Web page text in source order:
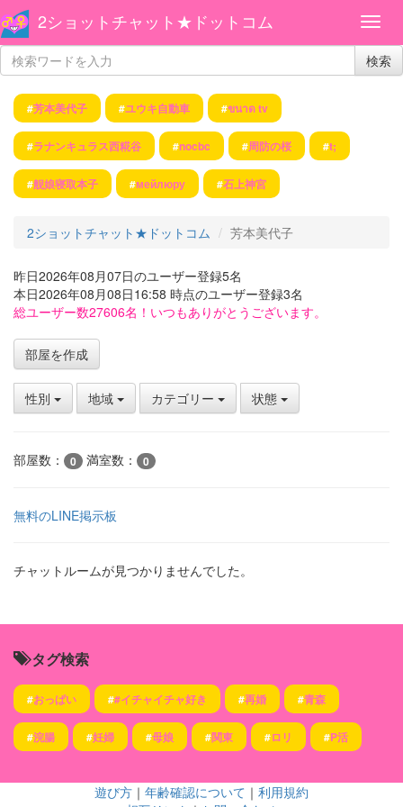
2ショットチャット★ドットコム
検索
#芳本美代子 #ユウキ自動車 #ขนาด tv
#ラナンキュラス西糀谷 #nocbc #周防の桜 #t;
#舰娘寝取本子 #мейлюру #石上神宮
2ショットチャット★ドットコム 芳本美代子
昨日2026年08月07日のユーザー登録5名
本日2026年08月08日16:58 時点のユーザー登録3名
総ユーザー数27606名！いつもありがとうございます。
部屋を作成
性別 地域 カテゴリー 状態
部屋数： 0 満室数： 0
無料のLINE掲示板
チャットルームが見つかりませんでした。
タグ検索
#おっぱい ##イチャイチャ好き #再婚 #青森
#浣腸 #妊婦 #母娘 #関東 #ロリ #P活
遊び方 ｜ 年齢確認について ｜ 利用規約